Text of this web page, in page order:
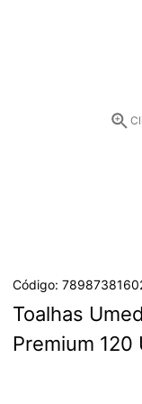
Código:
Toalhas
Premium 120